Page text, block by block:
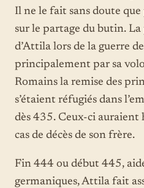
Il ne le fait sans doute que
sur le partage du butin.
d’Attila lors de la guerre
principalement par sa
Romains la remise des
s’étaient réfugiés dans
dès 435. Ceux-ci auraient
cas de décès de son frère.
Fin 444 ou début 445,
germaniques, Attila fait